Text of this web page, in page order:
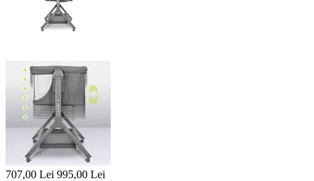
707,00 Lei 995,00 Lei